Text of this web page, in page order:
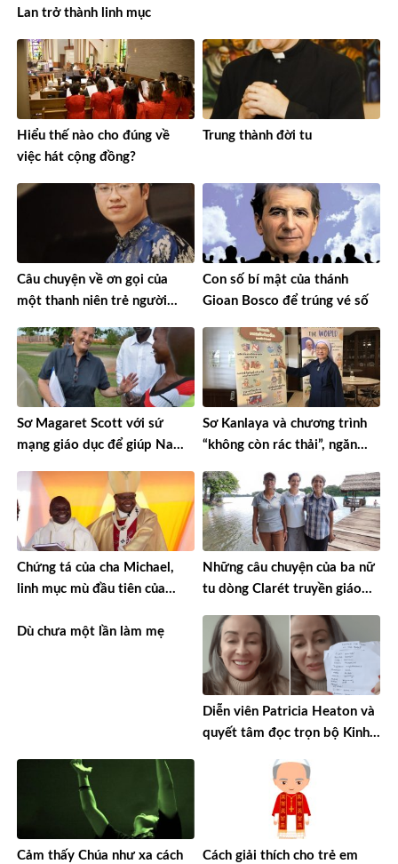
Lan trở thành linh mục
Hiểu thế nào cho đúng về
việc hát cộng đồng?
Trung thành đời tu
Câu chuyện về ơn gọi của
một thanh niên trẻ người
Chartreux ở Thụy Sĩ
Con số bí mật của thánh
Gioan Bosco để trúng vé số
Sơ Magaret Scott với sứ
mạng giáo dục để giúp Nam
Sơ Kanlaya và chương trình
“không còn rác thải”, ngăn
Chứng tá của cha Michael,
linh mục mù đầu tiên của
Những câu chuyện của ba nữ
tu dòng Clarét truyền giáo
Dù chưa một lần làm mẹ
Diễn viên Patricia Heaton và
quyết tâm đọc trọn bộ Kinh
Cảm thấy Chúa như xa cách
Cách giải thích cho trẻ em